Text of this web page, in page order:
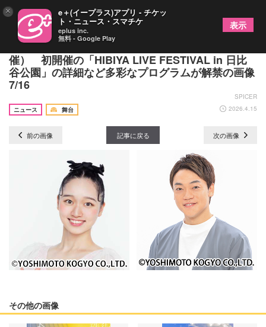
『HIBIYA LIVE FESTIVAL 2026』（4/25～5/31開
催） 初開催の「HIBIYA LIVE FESTIVAL in 日比
谷公園」の詳細など多彩なプログラムが解禁の画像
7/16
SPICER
ニュース
舞台 2026.4.15
前の画像 記事に戻る 次の画像
その他の画像
× e＋(イープラス)アプリ - チケッ
ト・ニュース・スマチケ
eplus inc.
無料 - Google Play
表示